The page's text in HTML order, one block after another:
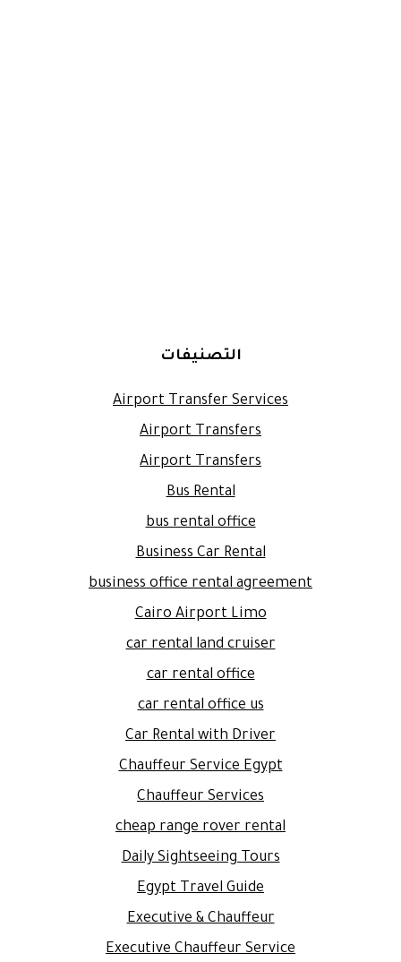
التصنيفات
Airport Transfer Services
Airport Transfers
Airport Transfers
Bus Rental
bus rental office
Business Car Rental
business office rental agreement
Cairo Airport Limo
car rental land cruiser
car rental office
car rental office us
Car Rental with Driver
Chauffeur Service Egypt
Chauffeur Services
cheap range rover rental
Daily Sightseeing Tours
Egypt Travel Guide
Executive & Chauffeur
Executive Chauffeur Service